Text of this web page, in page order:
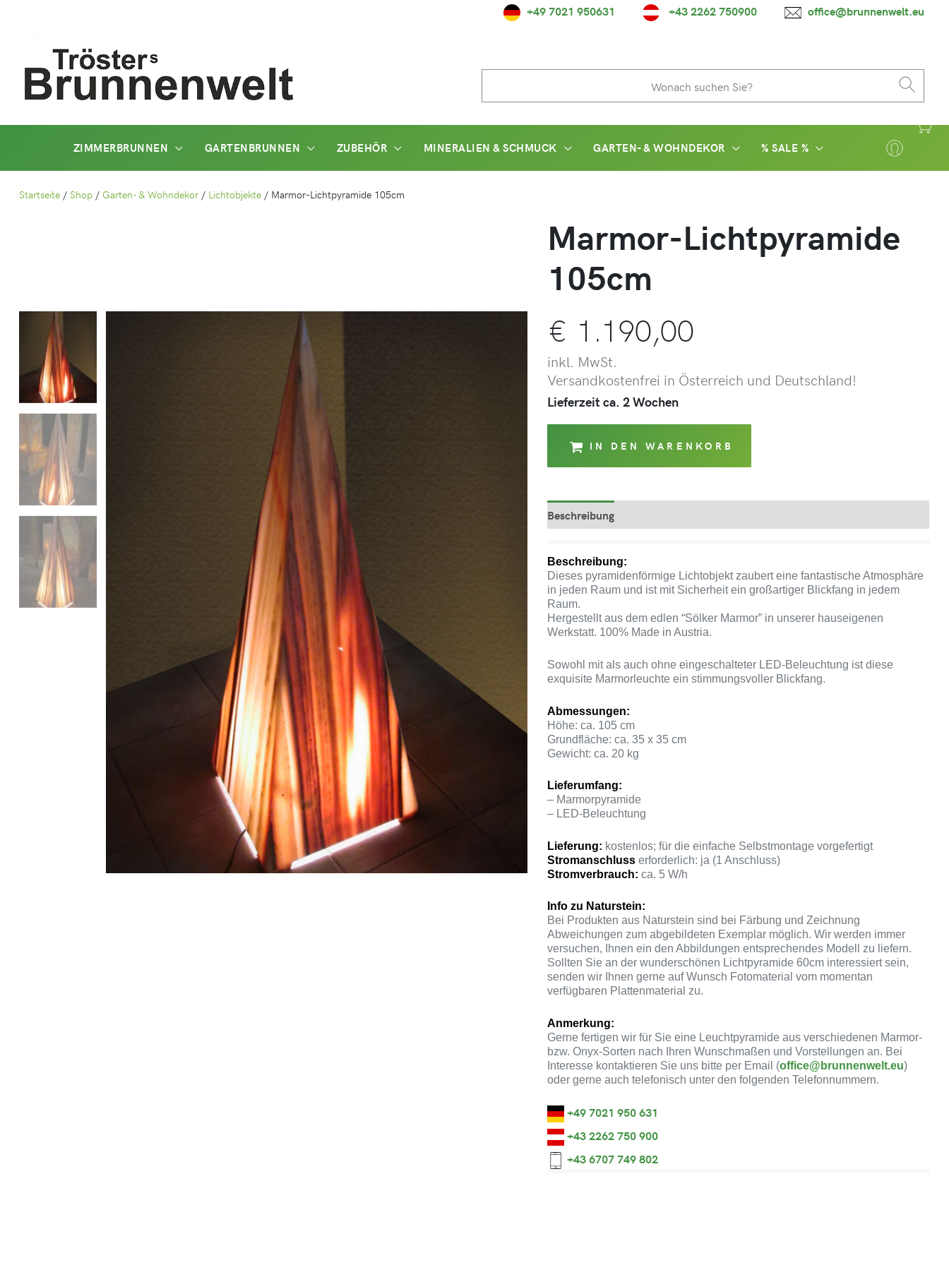
+49 7021 950631 +43 2262 750900 office@brunnenwelt.eu
ZIMMERBRUNNEN GARTENBRUNNEN ZUBEHÖR MINERALIEN & SCHMUCK GARTEN- & WOHNDEKOR % SALE %
Startseite / Shop / Garten- & Wohndekor / Lichtobjekte / Marmor-Lichtpyramide 105cm
Marmor-Lichtpyramide
105cm
€ 1.190,00
inkl. MwSt.
Versandkostenfrei in Österreich und Deutschland!
Lieferzeit ca. 2 Wochen
IN DEN WARENKORB
Beschreibung
Beschreibung:
Dieses pyramidenförmige Lichtobjekt zaubert eine fantastische Atmosphäre
in jeden Raum und ist mit Sicherheit ein großartiger Blickfang in jedem
Raum.
Hergestellt aus dem edlen “Sölker Marmor” in unserer hauseigenen
Werkstatt. 100% Made in Austria.
Sowohl mit als auch ohne eingeschalteter LED-Beleuchtung ist diese
exquisite Marmorleuchte ein stimmungsvoller Blickfang.
Abmessungen:
Höhe: ca. 105 cm
Grundfläche: ca. 35 x 35 cm
Gewicht: ca. 20 kg
Lieferumfang:
– Marmorpyramide
– LED-Beleuchtung
Lieferung: kostenlos; für die einfache Selbstmontage vorgefertigt
Stromanschluss erforderlich: ja (1 Anschluss)
Stromverbrauch:ca. 5 W/h
Info zu Naturstein:
Bei Produkten aus Naturstein sind bei Färbung und Zeichnung
Abweichungen zum abgebildeten Exemplar möglich. Wir werden immer
versuchen, Ihnen ein den Abbildungen entsprechendes Modell zu liefern.
Sollten Sie an der wunderschönen Lichtpyramide 60cm interessiert sein,
senden wir Ihnen gerne auf Wunsch Fotomaterial vom momentan
verfügbaren Plattenmaterial zu.
Anmerkung:
Gerne fertigen wir für Sie eine Leuchtpyramide aus verschiedenen Marmor-
bzw. Onyx-Sorten nach Ihren Wunschmaßen und Vorstellungen an. Bei
Interesse kontaktieren Sie uns bitte per Email (office@brunnenwelt.eu)
oder gerne auch telefonisch unter den folgenden Telefonnummern.
+49 7021 950 631
+43 2262 750 900
+43 6707 749 802